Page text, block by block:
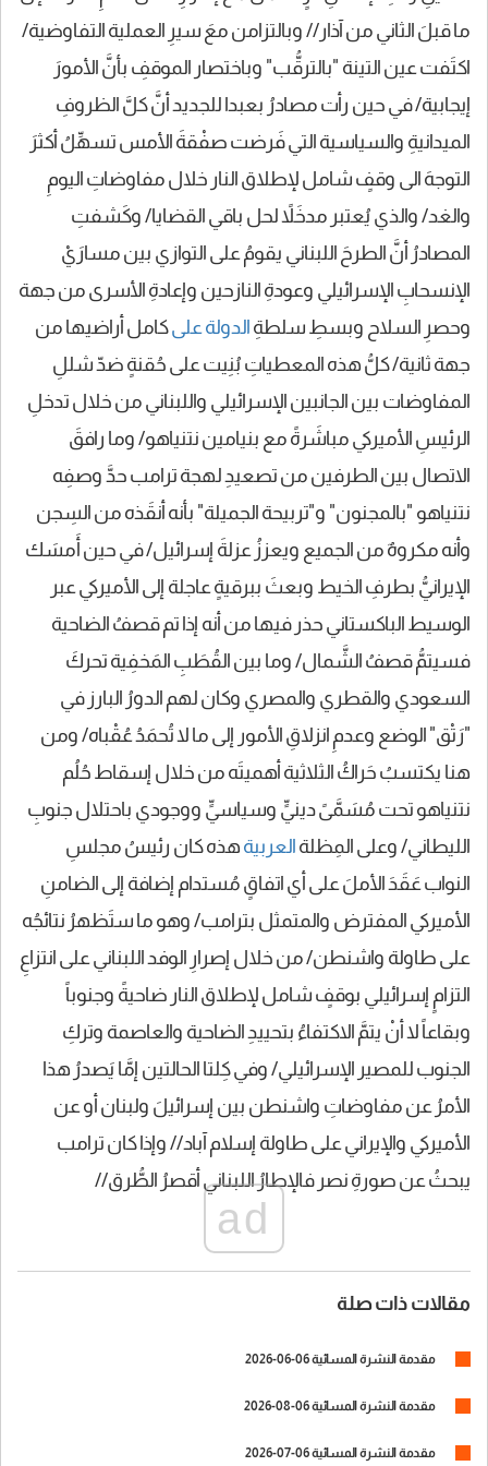
ما قبلَ الثاني من آذار// وبالتزامن معَ سيرِ العملية التفاوضية/
اكتَفت عين التينة "بالترقُّب" وباختصار الموقفِ بأنَّ الأمورَ
إيجابية/ في حين رأت مصادرُ بعبدا للجديد أنَّ كلَّ الظروفِ
الميدانيةِ والسياسية التي فَرضت صفْقةَ الأمس تسهِّلُ أكثرَ
التوجهَ الى وقفٍ شامل لإطلاق النار خلال مفاوضاتِ اليومِ
والغد/ والذي يُعتبر مدخَلاً لحل باقي القضايا/ وكَشفتِ
المصادرُ أنَّ الطرحَ اللبناني يقومُ على التوازي بين مسارَيْ
الإنسحابِ الإسرائيلي وعودةِ النازحين وإعادةِ الأسرى من جهة
وحصرِ السلاح وبسطِ سلطةِ الدولة علىكامل أراضيها من
جهة ثانية/ كلُّ هذه المعطياتِ بُنِيت على حُقنةٍ ضدّ شللِ
المفاوضات بين الجانبين الإسرائيلي واللبناني من خلال تدخلِ
الرئيسِ الأميركي مباشَرةً مع بنيامين نتنياهو/ وما رافقَ
الاتصال بين الطرفين من تصعيدِ لهجة ترامب حدَّ وصفِه
نتنياهو "بالمجنون" و"تربيحة الجميلة" بأنه أنقَذه من السِجن
وأنه مكروهٌ من الجميع ويعززُ عزلةَ إسرائيل/ في حين أَمسَك
الإيرانيُّ بطرفِ الخيط وبعثَ ببرقيةٍ عاجلة إلى الأميركي عبر
الوسيط الباكستاني حذر فيها من أنه إذا تم قصفُ الضاحية
فسيتمُّ قصفُ الشَّمال/ وما بين القُطَبِ المَخفِية تحركَ
السعودي والقطري والمصري وكان لهم الدورُ البارز في
"رَتْق" الوضع وعدمِ انزلاقِ الأمور إلى ما لا تُحمَدُ عُقْباه/ ومن
هنا يكتسبُ حَراكُ الثلاثية أهميتَه من خلال إسقاط حُلُم
نتنياهو تحت مُسَمَّىً دينيٍّ وسياسيٍّ ووجودي باحتلال جنوبِ
الليطاني/ وعلى المِظلة العربية هذه كان رئيسُ مجلسِ
النواب عَقَدَ الأملَ على أي اتفاقٍ مُستدام إضافة إلى الضامنِ
الأميركي المفترض والمتمثل بترامب/ وهو ما ستَظهرُ نتائجُه
على طاولة واشنطن/ من خلال إصرارِ الوفد اللبناني على انتزاعِ
التزامٍ إسرائيلي بوقفٍ شامل لإطلاق النار ضاحيةً وجنوباً
وبقاعاً لا أنْ يتمَّ الاكتفاءُ بتحييدِ الضاحية والعاصمة وتركِ
الجنوب للمصير الإسرائيلي/ وفي كِلتا الحالتين إمَّا يَصدرُ هذا
الأمرُ عن مفاوضاتِ واشنطن بين إسرائيلَ ولبنان أو عن
الأميركي والإيراني على طاولة إسلام آباد// وإذا كان ترامب
يبحثُ عن صورةِ نصر فالإطارُ اللبناني أقصرُ الطُّرق//
ad
مقالات ذات صلة
مقدمة النشرة المسائية 06-06-2026
مقدمة النشرة المسائية 06-08-2026
مقدمة النشرة المسائية 06-07-2026